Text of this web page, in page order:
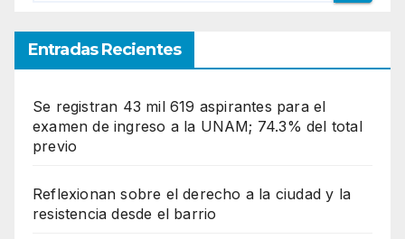
Entradas Recientes
Se registran 43 mil 619 aspirantes para el
examen de ingreso a la UNAM; 74.3% del total
previo
Reflexionan sobre el derecho a la ciudad y la
resistencia desde el barrio